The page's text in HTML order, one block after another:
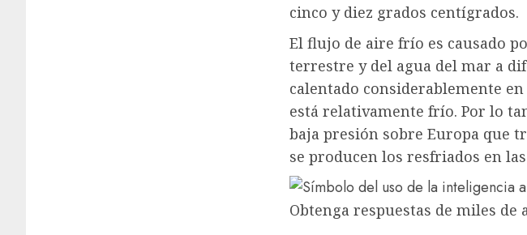
cinco y diez grados centígrados.
El flujo de aire frío es causado
terrestre y del agua del mar a
calentado considerablemente
está relativamente frío. Por lo
baja presión sobre Europa que
se producen los resfriados en
Obtenga respuestas de miles